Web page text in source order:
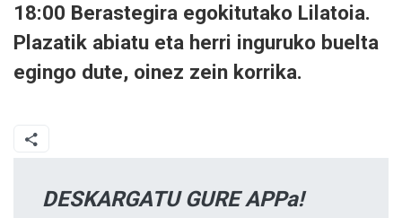
18:00 Berastegira egokitutako Lilatoia.
Plazatik abiatu eta herri inguruko buelta
egingo dute, oinez zein korrika.
DESKARGATU GURE APPa!